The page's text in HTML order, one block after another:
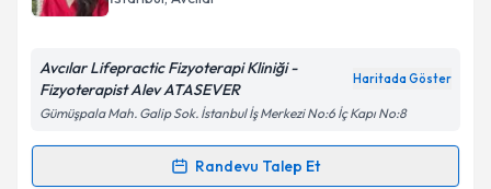
Avcılar Lifepractic Fizyoterapi Kliniği -
Fizyoterapist Alev ATASEVER
Haritada Göster
Gümüşpala Mah. Galip Sok. İstanbul İş Merkezi No:6 İç Kapı No:8
Randevu Talep Et
Randevu Takvimi Talebi